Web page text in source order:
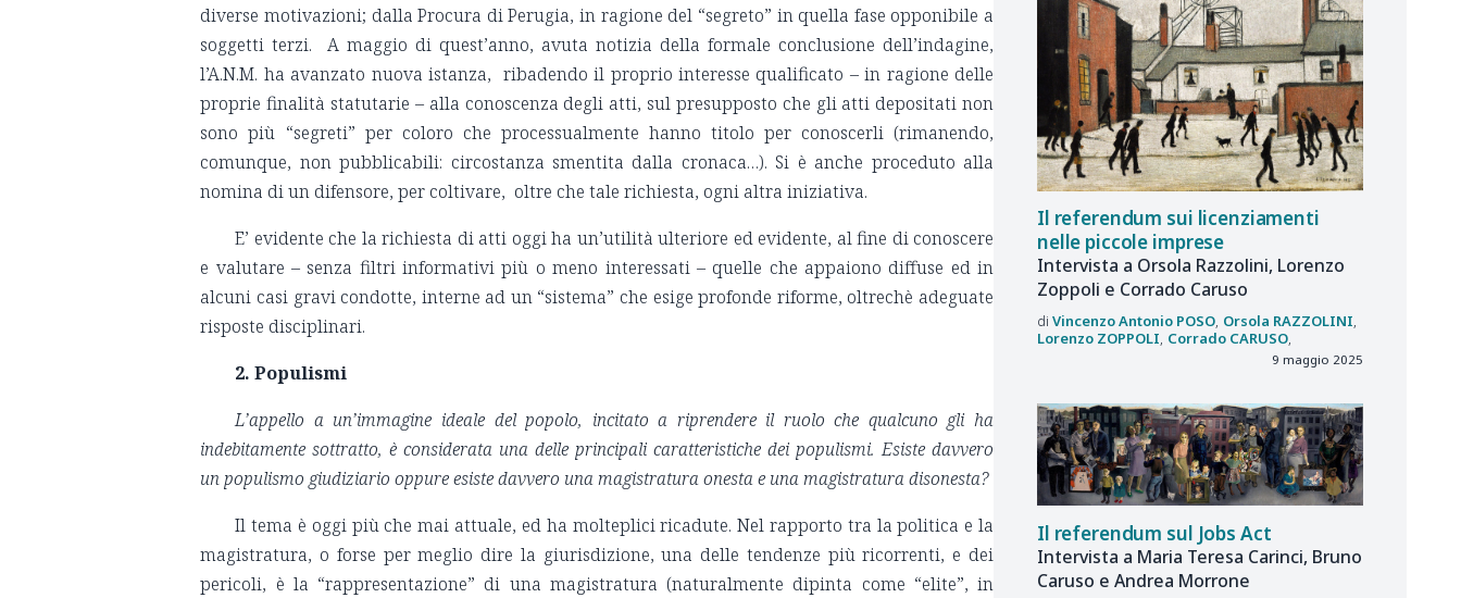
diverse motivazioni; dalla Procura di Perugia, in ragione del “segreto” in quella fase opponibile a
soggetti terzi. A maggio di quest’anno, avuta notizia della formale conclusione dell’indagine,
l’A.N.M. ha avanzato nuova istanza, ribadendo il proprio interesse qualificato – in ragione delle
proprie finalità statutarie – alla conoscenza degli atti, sul presupposto che gli atti depositati non
sono più “segreti” per coloro che processualmente hanno titolo per conoscerli (rimanendo,
comunque, non pubblicabili: circostanza smentita dalla cronaca…). Si è anche proceduto alla
nomina di un difensore, per coltivare, oltre che tale richiesta, ogni altra iniziativa.
E’ evidente che la richiesta di atti oggi ha un’utilità ulteriore ed evidente, al fine di conoscere
e valutare – senza filtri informativi più o meno interessati – quelle che appaiono diffuse ed in
alcuni casi gravi condotte, interne ad un “sistema” che esige profonde riforme, oltrechè adeguate
risposte disciplinari.
2. Populismi
L’appello a un’immagine ideale del popolo, incitato a riprendere il ruolo che qualcuno gli ha
indebitamente sottratto, è considerata una delle principali caratteristiche dei populismi. Esiste davvero
un populismo giudiziario oppure esiste davvero una magistratura onesta e una magistratura disonesta?
Il tema è oggi più che mai attuale, ed ha molteplici ricadute. Nel rapporto tra la politica e la
magistratura, o forse per meglio dire la giurisdizione, una delle tendenze più ricorrenti, e dei
pericoli, è la “rappresentazione” di una magistratura (naturalmente dipinta come “elite”, in
Il referendum sui licenziamenti
nelle piccole imprese
Intervista a Orsola Razzolini, Lorenzo
Zoppoli e Corrado Caruso
Vincenzo Antonio POSO Orsola RAZZOLINI
Lorenzo ZOPPOLI Corrado CARUSO
9 maggio 2025
Il referendum sul Jobs Act
Intervista a Maria Teresa Carinci, Bruno
Caruso e Andrea Morrone